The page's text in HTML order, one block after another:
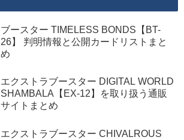
ブースター TIMELESS BONDS【BT-
26】 判明情報と公開カードリストまと
め
エクストラブースター DIGITAL WORLD
SHAMBALA【EX-12】を取り扱う通販
サイトまとめ
エクストラブースター CHIVALROUS